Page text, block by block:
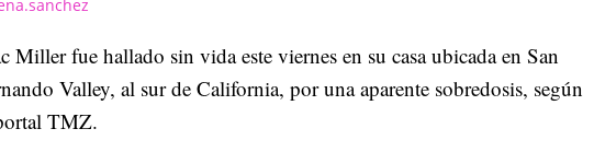
Miller fue hallado sin vida este viernes en su casa ubicada en San
Valley, al sur de California, por una aparente sobredosis, según
TMZ.